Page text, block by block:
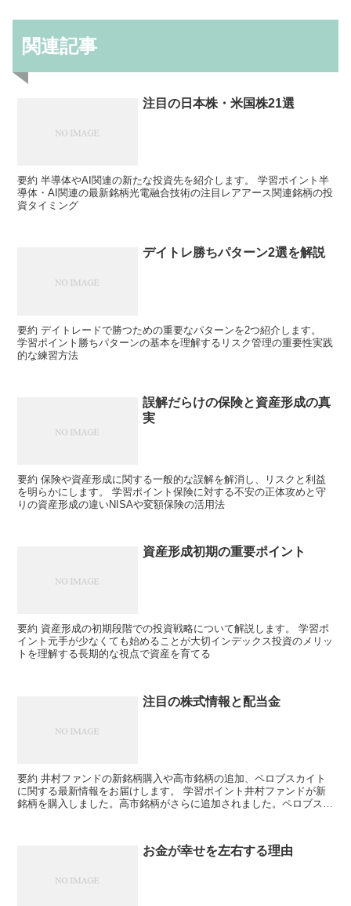
関連記事
注目の日本株・米国株21選
要約 半導体やAI関連の新たな投資先を紹介します。 学習ポイント半
導体・AI関連の最新銘柄光電融合技術の注目レアアース関連銘柄の投
資タイミング
デイトレ勝ちパターン2選を解説
要約 デイトレードで勝つための重要なパターンを2つ紹介します。
学習ポイント勝ちパターンの基本を理解するリスク管理の重要性実践
的な練習方法
誤解だらけの保険と資産形成の真
実
要約 保険や資産形成に関する一般的な誤解を解消し、リスクと利益
を明らかにします。 学習ポイント保険に対する不安の正体攻めと守
りの資産形成の違いNISAや変額保険の活用法
資産形成初期の重要ポイント
要約 資産形成の初期段階での投資戦略について解説します。 学習ポ
イント元手が少なくても始めることが大切インデックス投資のメリッ
トを理解する長期的な視点で資産を育てる
注目の株式情報と配当金
要約 井村ファンドの新銘柄購入や高市銘柄の追加、ペロブスカイト
に関する最新情報をお届けします。 学習ポイント井村ファンドが新
銘柄を購入しました。高市銘柄がさらに追加されました。ペロブスカ
お金が幸せを左右する理由